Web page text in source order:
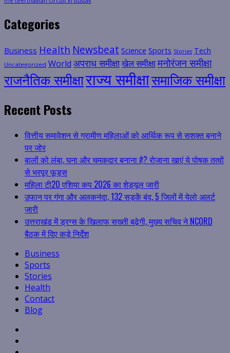
Categories
Business Health Newsbeat Science Sports Stories Tech
Uncategorized World अपराध समीक्षाखेल समीक्षामनोरंजन समीक्षा
राजनैतिक समीक्षाराज्य समीक्षासमाजिक समीक्षा
Recent Posts
वित्तीय समावेशन से ग्रामीण महिलाओं को आर्थिक रूप से सशक्त बनाने
पर जोर
बालों को लंबा, घना और चमकदार बनाना है? रोजाना खाएं ये पोषक तत्वों
से भरपूर फूड्स
महिला टी20 एशिया कप 2026 का शेड्यूल जारी
उफान पर गंगा और अलकनंदा, 132 सड़कें बंद, 5 जिलों में येलो अलर्ट
जारी
उत्तराखंड में ड्रग्स के खिलाफ सख्ती बढ़ेगी, मुख्य सचिव ने NCORD
बैठक में दिए कड़े निर्देश
Business
Sports
Stories
Health
Contact
Blog